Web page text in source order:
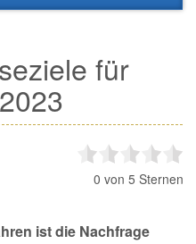
für
0 von 5 Sternen
ist die Nachfrage